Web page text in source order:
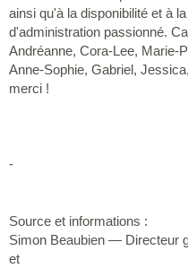
ainsi qu'à la disponibilité et à
d'administration passionné.
Andréanne, Cora-Lee, Marie-
Anne-Sophie, Gabriel,
merci !
-
-
Source et informations :
Simon Beaubien — Directeur
et